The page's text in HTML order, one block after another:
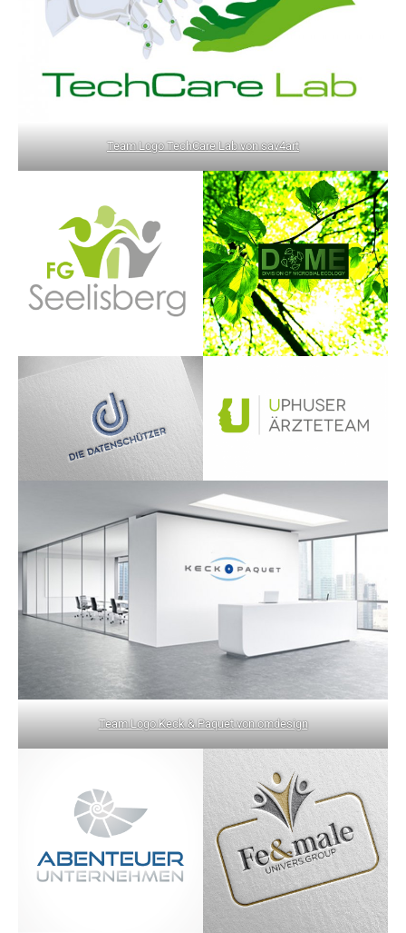
Team Logo TechCare Lab von sav4art
Team Logo Keck & Paquet von omdesign